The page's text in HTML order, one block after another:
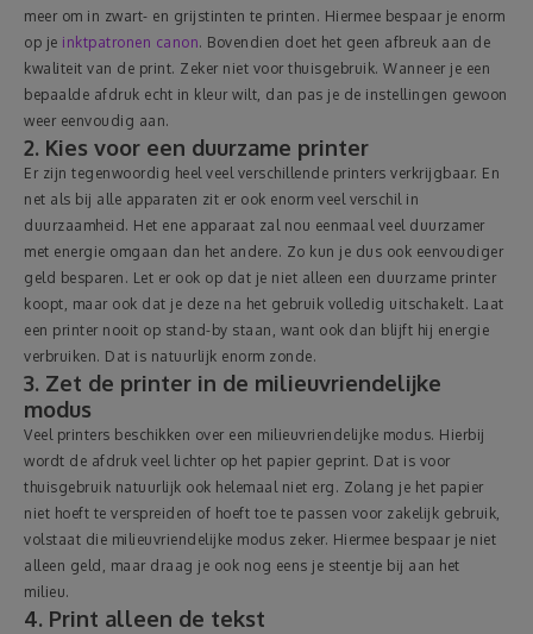
Mode & Verzorging
Korting
meer om in zwart- en grijstinten te printen. Hiermee bespaar je enorm
op je inktpatronen canon. Bovendien doet het geen afbreuk aan de
kwaliteit van de print. Zeker niet voor thuisgebruik. Wanneer je een
bepaalde afdruk echt in kleur wilt, dan pas je de instellingen gewoon
weer eenvoudig aan.
2. Kies voor een duurzame printer
Er zijn tegenwoordig heel veel verschillende printers verkrijgbaar. En
net als bij alle apparaten zit er ook enorm veel verschil in
duurzaamheid. Het ene apparaat zal nou eenmaal veel duurzamer
met energie omgaan dan het andere. Zo kun je dus ook eenvoudiger
geld besparen. Let er ook op dat je niet alleen een duurzame printer
koopt, maar ook dat je deze na het gebruik volledig uitschakelt. Laat
een printer nooit op stand-by staan, want ook dan blijft hij energie
verbruiken. Dat is natuurlijk enorm zonde.
3. Zet de printer in de milieuvriendelijke
modus
Veel printers beschikken over een milieuvriendelijke modus. Hierbij
wordt de afdruk veel lichter op het papier geprint. Dat is voor
thuisgebruik natuurlijk ook helemaal niet erg. Zolang je het papier
niet hoeft te verspreiden of hoeft toe te passen voor zakelijk gebruik,
volstaat die milieuvriendelijke modus zeker. Hiermee bespaar je niet
alleen geld, maar draag je ook nog eens je steentje bij aan het
milieu.
4. Print alleen de tekst